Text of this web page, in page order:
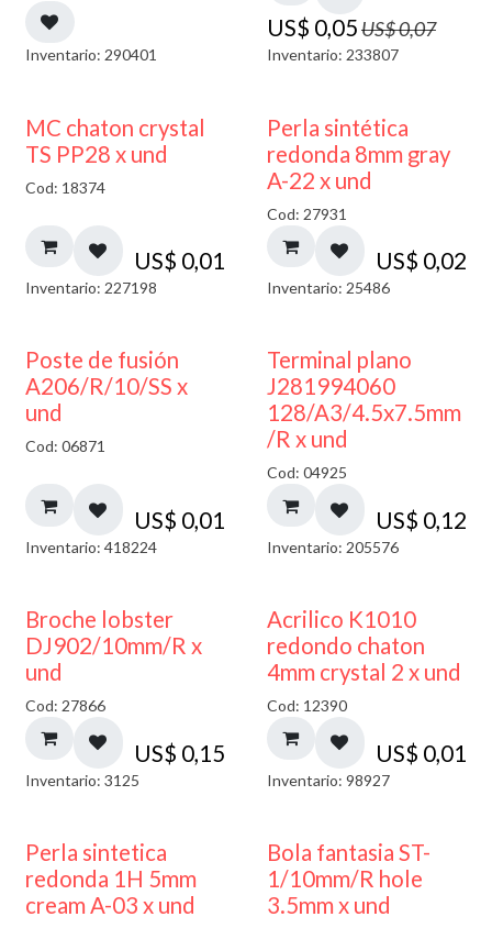
Inventario: 290401
US$ 0,05US$0,07
Inventario: 233807
MC chaton crystal
TS PP28 x und
Cod: 18374
US$ 0,01
Inventario: 227198
Perla sintética
redonda 8mm gray
A-22 x und
Cod: 27931
US$ 0,02
Inventario: 25486
Poste de fusión
A206/R/10/SS x
und
Cod: 06871
US$ 0,01
Inventario: 418224
Terminal plano
J281994060
128/A3/4.5x7.5mm
/R x und
Cod: 04925
US$ 0,12
Inventario: 205576
Broche lobster
DJ902/10mm/R x
und
Cod: 27866
US$ 0,15
Inventario: 3125
50% DESCUENTO
Acrilico K1010
redondo chaton
4mm crystal 2 x und
Cod: 12390
US$ 0,01
Inventario: 98927
Perla sintetica
redonda 1H 5mm
cream A-03 x und
Bola fantasia ST-
1/10mm/R hole
3.5mm x und